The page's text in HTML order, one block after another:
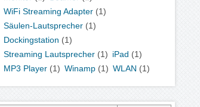
WiFi Streaming Adapter (1)
Säulen-Lautsprecher (1)
Dockingstation (1)
Streaming Lautsprecher (1) iPad (1)
MP3 Player (1) Winamp (1) WLAN (1)